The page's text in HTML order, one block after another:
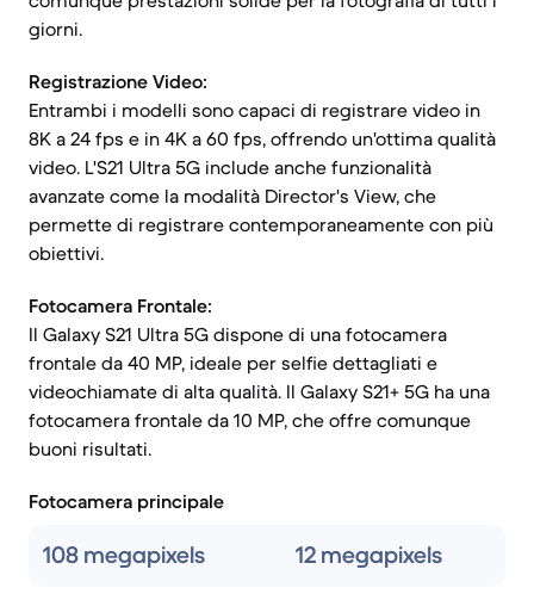
giorni.
Registrazione Video:
Entrambi i modelli sono capaci di registrare video in
8K a 24 fps e in 4K a 60 fps, offrendo un'ottima qualità
video. L'S21 Ultra 5G include anche funzionalità
avanzate come la modalità Director's View, che
permette di registrare contemporaneamente con più
obiettivi.
Fotocamera Frontale:
Il Galaxy S21 Ultra 5G dispone di una fotocamera
frontale da 40 MP, ideale per selfie dettagliati e
videochiamate di alta qualità. Il Galaxy S21+ 5G ha una
fotocamera frontale da 10 MP, che offre comunque
buoni risultati.
Fotocamera principale
108 megapixels 12 megapixels